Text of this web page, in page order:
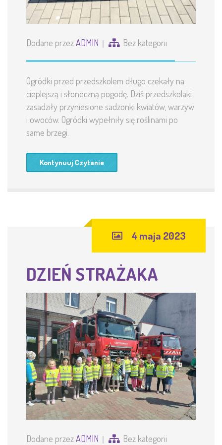
Dodane przezADMIN Bez kategorii
Ogródki przed przedszkolem długo czekały na
cieplejszą i słoneczną pogodę. Dziś przedszkolaki
zasadziły przyniesione sadzonki kwiatów, warzyw
i owoców. Ogródki wypełniły się roślinami po
same brzegi.
Kontynuuj Czytanie
4 maja 2023
DZIEŃ STRAŻAKA
Dodane przezADMIN Bez kategorii